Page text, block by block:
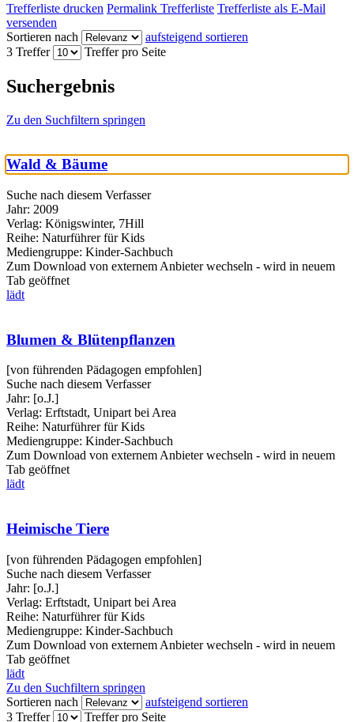
Trefferliste drucken Permalink Trefferliste Trefferliste als E-Mail
versenden
Sortieren nach
aufsteigend sortieren
3 Treffer
Treffer pro Seite
Suchergebnis
Zu den Suchfiltern springen
Wald & Bäume
Suche nach diesem Verfasser
Jahr: 2009
Verlag: Königswinter, 7Hill
Reihe: Naturführer für Kids
Mediengruppe: Kinder-Sachbuch
Zum Download von externem Anbieter wechseln - wird in neuem
Tab geöffnet
lädt
Blumen & Blütenpflanzen
[von führenden Pädagogen empfohlen]
Suche nach diesem Verfasser
Jahr: [o.J.]
Verlag: Erftstadt, Unipart bei Area
Reihe: Naturführer für Kids
Mediengruppe: Kinder-Sachbuch
Zum Download von externem Anbieter wechseln - wird in neuem
Tab geöffnet
lädt
Heimische Tiere
[von führenden Pädagogen empfohlen]
Suche nach diesem Verfasser
Jahr: [o.J.]
Verlag: Erftstadt, Unipart bei Area
Reihe: Naturführer für Kids
Mediengruppe: Kinder-Sachbuch
Zum Download von externem Anbieter wechseln - wird in neuem
Tab geöffnet
lädt
Zu den Suchfiltern springen
Sortieren nach
aufsteigend sortieren
3 Treffer
Treffer pro Seite